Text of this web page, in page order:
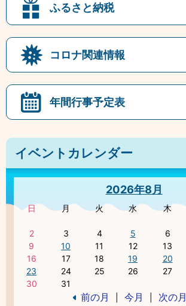
ふるさと納税
コロナ関連情報
年間行事予定表
イベントカレンダー
2026年8月
日 月 火 水 木
2
3 4 5 6
9
10 11 12 13
16
17 18 19 20
23
24 25 26 27
30
31
前の月 今月 次の月